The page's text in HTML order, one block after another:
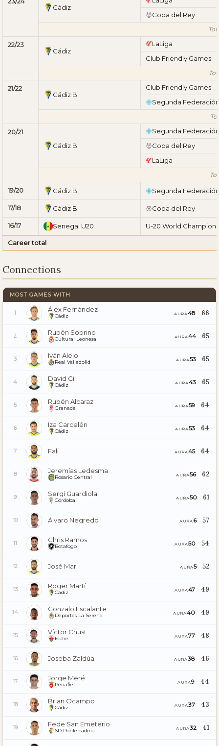
Cádiz
Copa del Rey
22/23
Cádiz
LaLiga
Club Friendly Games
21/22
Cádiz B
Club Friendly Games
Segunda Federación
20/21
Cádiz B
Segunda Federación
Copa del Rey
LaLiga
19/20 Cádiz B Segunda Federación
17/18 Cádiz B Copa del Rey
16/17 Senegal U20 U-20 World
Career total
Connections
MOST GAMES WITH
1 Álex Fernández
Cádiz AURA48 66
2 Rubén Sobrino
Cultural Leonesa AURA44 65
3 Iván Alejo
Real Valladolid AURA53 65
4 David Gil
Cádiz AURA43 65
5 Rubén Alcaraz
Granada AURA59 64
6 Iza Carcelén
Cádiz AURA53 64
7 Fali AURA45 64
8 Jeremías Ledesma
Rosario Central AURA56 62
9 Sergi Guardiola
Córdoba AURA50 61
10 Álvaro Negredo AURA 6 57
11 Chris Ramos
Botafogo AURA50 54
12 José Mari AURA5 52
13 Roger Martí
Cádiz AURA47 49
14 Gonzalo Escalante
Deportes La Serena AURA40 49
15 Víctor Chust
Elche AURA77 48
16 Joseba Zaldúa AURA38 46
17 Jorge Meré
Penafiel AURA9 44
18 Brian Ocampo
Cádiz AURA37 43
19 Fede San Emeterio
SD Ponferradina AURA32 41